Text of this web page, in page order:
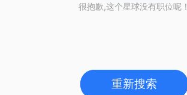
很抱歉,这个星球没有职位呢！
重新搜索